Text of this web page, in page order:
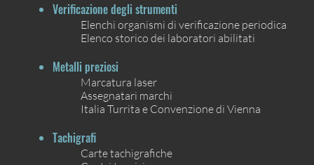
Verificazione degli strumenti
Elenchi organismi di verificazione periodica
Elenco storico dei laboratori abilitati
Metalli preziosi
Marcatura laser
Assegnatari marchi
Italia Turrita e Convenzione di Vienna
Tachigrafi
Carte tachigrafiche